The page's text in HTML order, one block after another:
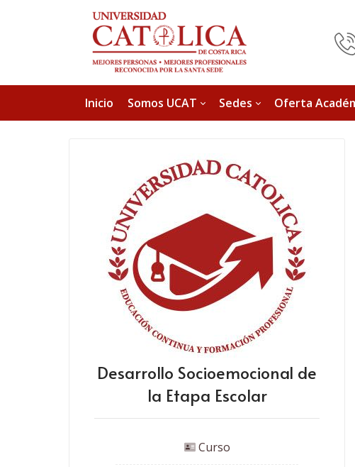
Inicio Somos UCAT Sedes Oferta
Desarrollo Socioemocional de
la Etapa Escolar
Curso